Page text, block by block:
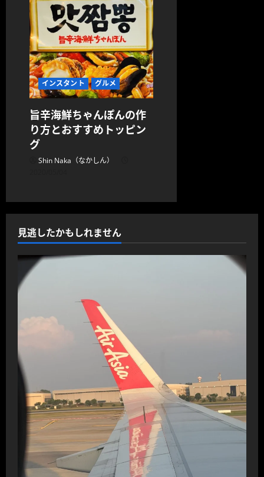
インスタント グルメ
旨辛海鮮ちゃんぽんの作
り方とおすすめトッピン
グ
Shin Naka（なかしん）
見逃したかもしれません